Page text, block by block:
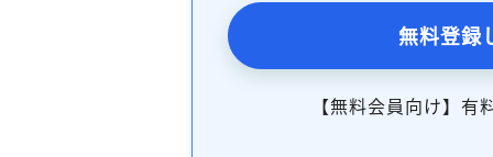
無料登録
【無料会員向け】